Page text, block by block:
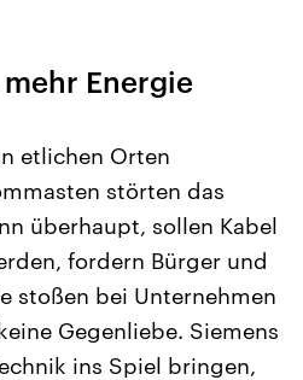
und
zu
Nahostkonflikt
Aktuelle Lage und
Der Überfall der
Terrororganisation Hamas
Oktober 2023 auf Israel
Region wieder die Gewalt
Israel möchte die Hamas
Energie
etlichen Orten
störten das
überhaupt, sollen Kabel
fordern Bürger und
stoßen bei Unternehmen
Gegenliebe. Siemens
ins Spiel bringen,